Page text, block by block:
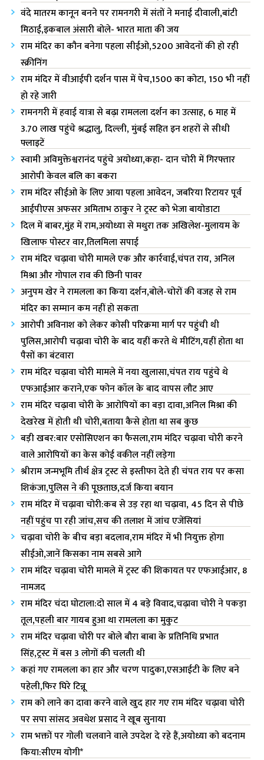
वंदे मातरम कानून बनने पर रामनगरी में संतों ने मनाई दीवाली,बांटी
मिठाई,इकबाल अंसारी बोले- भारत माता की जय
राम मंदिर का कौन बनेगा पहला सीईओ,5200 आवेदनों की हो रही
स्क्रीनिंग
राम मंदिर में वीआईपी दर्शन पास में पेच,1500 का कोटा, 150 भी नहीं
हो रहे जारी
रामनगरी में हवाई यात्रा से बढ़ा रामलला दर्शन का उत्साह, 6 माह में
3.70 लाख पहुंचे श्रद्धालु, दिल्ली, मुंबई सहित इन शहरों से सीधी
फ्लाइटें
स्वामी अविमुक्तेश्वरानंद पहुंचे अयोध्या,कहा- दान चोरी में गिरफ्तार
आरोपी केवल बलि का बकरा
राम मंदिर सीईओ के लिए आया पहला आवेदन, जबरिया रिटायर पूर्व
आईपीएस अफसर अमिताभ ठाकुर ने ट्रस्ट को भेजा बायोडाटा
दिल में बाबर,मुंह में राम,अयोध्या से मथुरा तक अखिलेश-मुलायम के
खिलाफ पोस्टर वार,तिलमिला सपाई
राम मंदिर चढ़ावा चोरी मामले एक और कार्रवाई,चंपत राय, अनिल
मिश्रा और गोपाल राव की छिनी पावर
अनुपम खेर ने रामलला का किया दर्शन,बोले-चोरों की वजह से राम
मंदिर का सम्मान कम नहीं हो सकता
आरोपी अविनाश को लेकर कोसी परिक्रमा मार्ग पर पहुंची थी
पुलिस,आरोपी चढ़ावा चोरी के बाद यहीं करते थे मीटिंग,यहीं होता था
पैसों का बंटवारा
राम मंदिर चढ़ावा चोरी मामले में नया खुलासा,चंपत राय पहुंचे थे
एफ‌आईआर कराने,एक फोन कॉल के बाद वापस लौट आए
राम मंदिर चढ़ावा चोरी के आरोपियों का बड़ा दावा,अनिल मिश्रा की
देखरेख में होती थी चोरी,बताया कैसे होता था सब कुछ
बड़ी खबर:बार एसोसिएशन का फैसला,राम मंदिर चढ़ावा चोरी करने
वाले आरोपियों का केस कोई वकील नहीं लड़ेगा
श्रीराम जन्मभूमि तीर्थ क्षेत्र ट्रस्ट से इस्तीफा देते ही चंपत राय पर कसा
शिकंजा,पुलिस ने की पूछताछ,दर्ज किया बयान
राम मंदिर में चढ़ावा चोरी:कब से उड़ रहा था चढ़ावा, 45 दिन से पीछे
नहीं पहुंच पा रही जांच,सच की तलाश में जांच एजेंसियां
चढ़ावा चोरी के बीच बड़ा बदलाव,राम मंदिर में भी नियुक्त होगा
सीईओ,जानें किसका नाम सबसे आगे
राम मंदिर चढ़ावा चोरी मामले में ट्रस्ट की शिकायत पर एफआईआर, 8
नामजद
राम मंदिर चंदा घोटाला:दो साल में 4 बड़े विवाद,चढ़ावा चोरी ने पकड़ा
तूल,पहली बार गायब हुआ था रामलला का मुकुट
राम मंदिर चढ़ावा चोरी पर बोले बौरा बाबा के प्रतिनिधि प्रभात
सिंह,ट्रस्ट में बस 3 लोगों की चलती थी
कहां गए रामलला का हार और चरण पादुका,एस‌आईटी के लिए बने
पहेली,फिर घिरे टिन्नू
राम को लाने का दावा करने वाले खुद हार गए राम मंदिर चढ़ावा चोरी
पर सपा सांसद अवधेश प्रसाद ने खूब सुनाया
राम भक्तों पर गोली चलवाने वाले उपदेश दे रहे हैं,अयोध्या को बदनाम
किया:सीएम योगी*